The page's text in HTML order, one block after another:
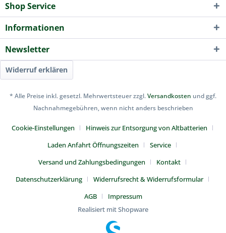
Shop Service
Informationen
Newsletter
Widerruf erklären
* Alle Preise inkl. gesetzl. Mehrwertsteuer zzgl.Versandkosten und ggf.
Nachnahmegebühren, wenn nicht anders beschrieben
Cookie-Einstellungen
Hinweis zur Entsorgung von Altbatterien
Laden Anfahrt Öffnungszeiten
Service
Versand und Zahlungsbedingungen
Kontakt
Datenschutzerklärung
Widerrufsrecht & Widerrufsformular
AGB
Impressum
Realisiert mit Shopware